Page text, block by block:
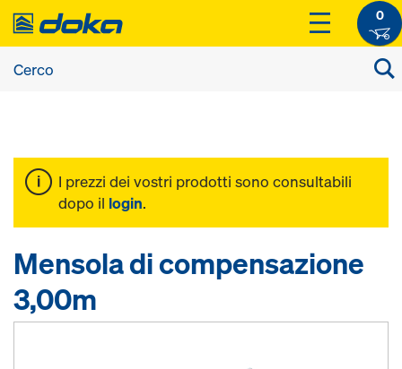
0
I prezzi dei vostri prodotti sono consultabili
dopo il login.
Mensola di compensazione
3,00m